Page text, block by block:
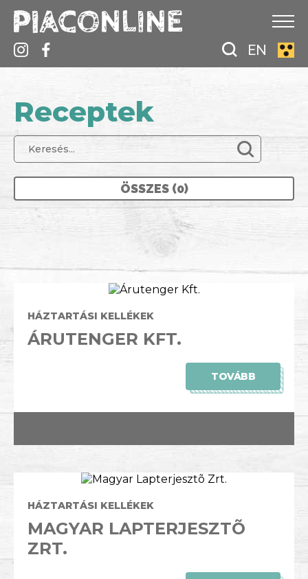
EN
Receptek
ÖSSZES (0)
HÁZTARTÁSI KELLÉKEK
ÁRUTENGER KFT.
TOVÁBB
HÁZTARTÁSI KELLÉKEK
MAGYAR LAPTERJESZTÕ
ZRT.